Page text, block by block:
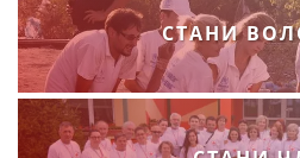
ОРГАНИЗАЦИЈА
РАКОВОДЕН
СОБРАНИЕ
СТРУКТУРА И
СТАНИ